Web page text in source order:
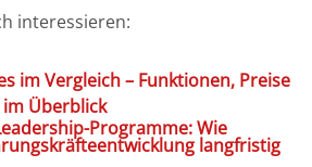
interessieren:
im Vergleich – Funktionen, Preise
Überblick
Programme: Wie
langfristig